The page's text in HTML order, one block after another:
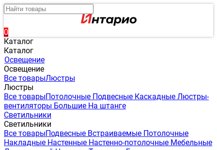
0
Каталог
Каталог
Освещение
Освещение
Все товарыЛюстры
Люстры
Все товарыПотолочные Подвесные Каскадные Люстры-
вентиляторы Большие На штанге
Светильники
Светильники
Все товарыПодвесные Встраиваемые Потолочные
Накладные Настенные Настенно-потолочные Мебельные